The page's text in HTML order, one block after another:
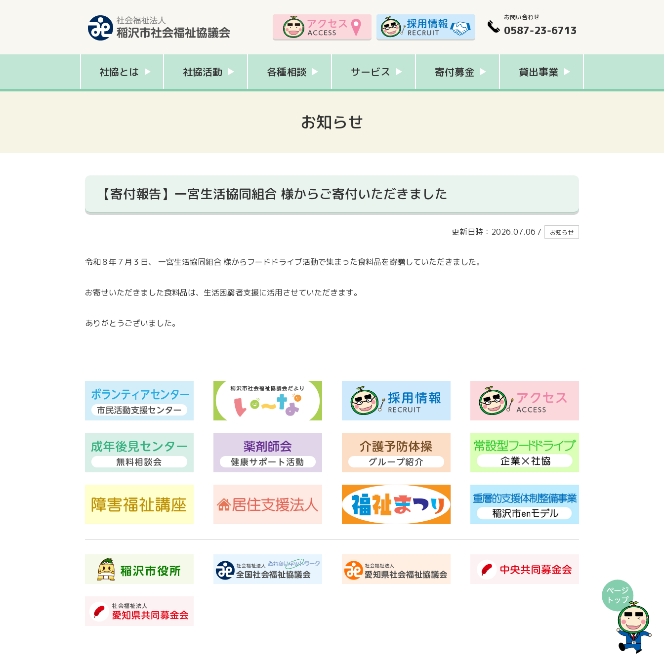
お問い合わせ
0587-23-6713
社協とは 社協活動 各種相談 サービス 寄付募金 貸出事業
お知らせ
【寄付報告】一宮生活協同組合 様からご寄付いただきました
更新日時：2026.07.06 / お知らせ
令和８年７月３日、 一宮生活協同組合 様からフードドライブ活動で集まった食料品を寄贈していただきました。
お寄せいただきました食料品は、生活困窮者支援に活用させていただきます。
ありがとうございました。